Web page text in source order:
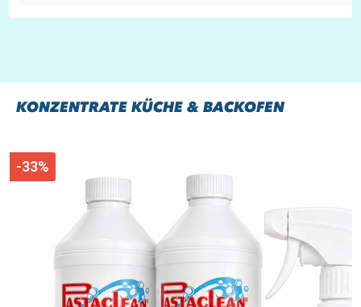
KONZENTRATE KÜCHE & BACKOFEN
-33%